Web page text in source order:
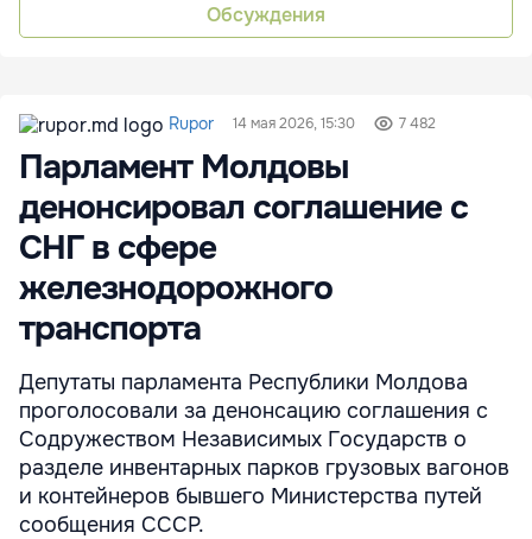
Обсуждения
Rupor 14 мая 2026, 15:30 7 482
Парламент Молдовы
денонсировал соглашение с
СНГ в сфере
железнодорожного
транспорта
Депутаты парламента Республики Молдова
проголосовали за денонсацию соглашения с
Содружеством Независимых Государств о
разделе инвентарных парков грузовых вагонов
и контейнеров бывшего Министерства путей
сообщения СССР.